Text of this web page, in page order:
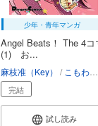
少年・青年マンガ
Angel Beats！ The 4コ
(1) お...
麻枝准（Key） こもわた遙華
完結
試し読み